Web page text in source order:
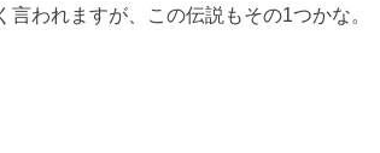
われますが、この伝説もその1つかな。